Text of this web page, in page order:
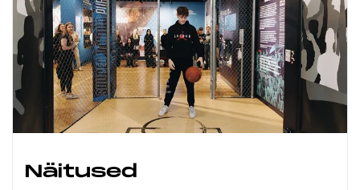
Näitused